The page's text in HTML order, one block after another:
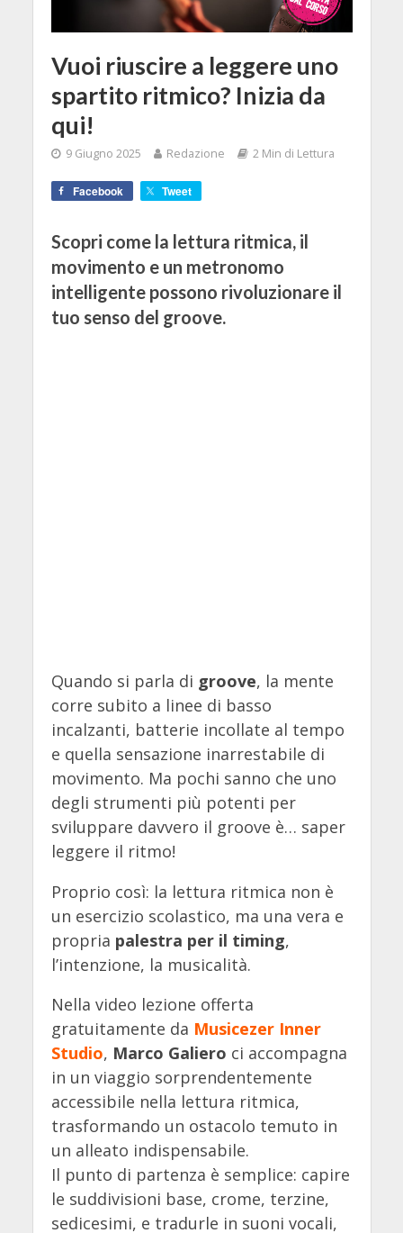
Vuoi riuscire a leggere uno
spartito ritmico? Inizia da
qui!
9 Giugno 2025 Redazione 2 Min di Lettura
Facebook Tweet
Scopri come la lettura ritmica, il
movimento e un metronomo
intelligente possono rivoluzionare il
tuo senso del groove.
Quando si parla di groove, la mente
corre subito a linee di basso
incalzanti, batterie incollate al tempo
e quella sensazione inarrestabile di
movimento. Ma pochi sanno che uno
degli strumenti più potenti per
sviluppare davvero il groove è… saper
leggere il ritmo!
Proprio così: la lettura ritmica non è
un esercizio scolastico, ma una vera e
propria palestra per il timing,
l’intenzione, la musicalità.
Nella video lezione offerta
gratuitamente da Musicezer Inner
Studio, Marco Galiero ci accompagna
in un viaggio sorprendentemente
accessibile nella lettura ritmica,
trasformando un ostacolo temuto in
un alleato indispensabile.
Il punto di partenza è semplice: capire
le suddivisioni base, crome, terzine,
sedicesimi, e tradurle in suoni vocali,